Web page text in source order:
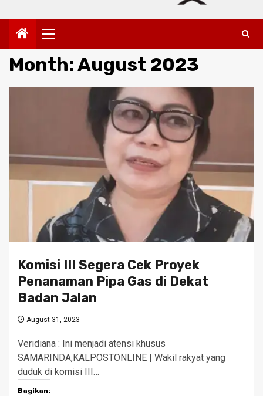
Primary
Menu
Month:August 2023
Komisi III Segera Cek Proyek
Penanaman Pipa Gas di Dekat
Badan Jalan
August 31, 2023
Veridiana : Ini menjadi atensi khusus
SAMARINDA,KALPOSTONLINE | Wakil rakyat yang
duduk di komisi III…
Bagikan: